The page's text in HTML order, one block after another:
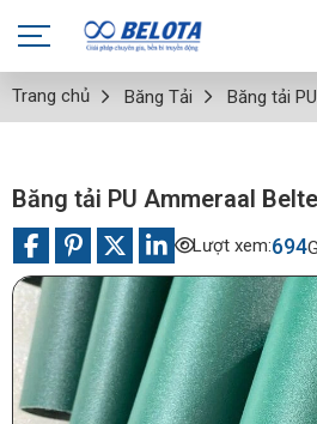
Trang chủ Băng Tải Băng tải
Băng tải PU Ammeraal
Lượt xem:694